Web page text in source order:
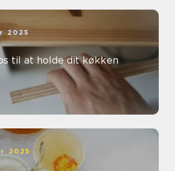
2025
til at holde dit køkken
2025